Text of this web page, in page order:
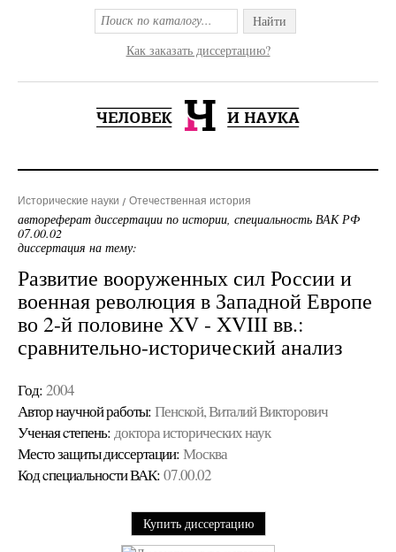
Найти
Как заказать диссертацию?
Исторические науки Отечественная история
автореферат диссертации по истории, специальность ВАК РФ
07.00.02
диссертация на тему:
Развитие вооруженных сил России и
военная революция в Западной Европе
во 2-й половине XV - XVIII вв.:
сравнительно-исторический анализ
Год: 2004
Автор научной работы: Пенской, Виталий Викторович
Ученая cтепень: доктора исторических наук
Место защиты диссертации: Москва
Код cпециальности ВАК: 07.00.02
Купить диссертацию